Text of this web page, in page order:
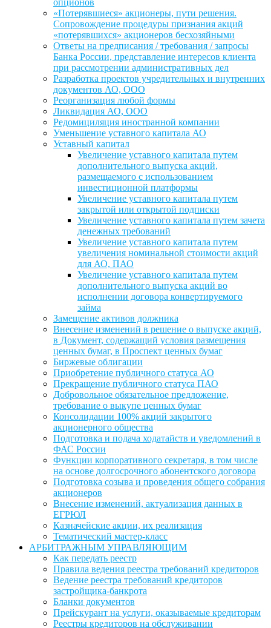
опционов
«Потерявшиеся» акционеры, пути решения.
Сопровождение процедуры признания акций
«потерявшихся» акционеров бесхозяйными
Ответы на предписания / требования / запросы
Банка России, представление интересов клиента
при рассмотрении административных дел
Разработка проектов учредительных и внутренних
документов АО, ООО
Реорганизация любой формы
Ликвидация АО, ООО
Редомициляция иностранной компании
Уменьшение уставного капитала АО
Уставный капитал
Увеличение уставного капитала путем
дополнительного выпуска акций,
размещаемого с использованием
инвестиционной платформы
Увеличение уставного капитала путем
закрытой или открытой подписки
Увеличение уставного капитала путем зачета
денежных требований
Увеличение уставного капитала путем
увеличения номинальной стоимости акций
для АО, ПАО
Увеличение уставного капитала путем
дополнительного выпуска акций во
исполнении договора конвертируемого
займа
Замещение активов должника
Внесение изменений в решение о выпуске акций,
в Документ, содержащий условия размещения
ценных бумаг, в Проспект ценных бумаг
Биржевые облигации
Приобретение публичного статуса АО
Прекращение публичного статуса ПАО
Добровольное обязательное предложение,
требование о выкупе ценных бумаг
Консолидации 100% акций закрытого
акционерного общества
Подготовка и подача ходатайств и уведомлений в
ФАС России
Функции корпоративного секретаря, в том числе
на основе долгосрочного абонентского договора
Подготовка созыва и проведения общего собрания
акционеров
Внесение изменений, актуализация данных в
ЕГРЮЛ
Казначейские акции, их реализация
Тематический мастер-класс
АРБИТРАЖНЫМ УПРАВЛЯЮЩИМ
Как передать реестр
Правила ведения реестра требований кредиторов
Ведение реестра требований кредиторов
застройщика-банкрота
Бланки документов
Прейскурант на услуги, оказываемые кредиторам
Реестры кредиторов на обслуживании